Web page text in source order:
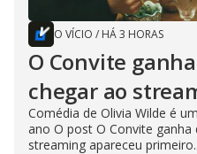
O VÍCIO / HÁ 3 HORAS
O Convite
chegar ao
Comédia de Olivia Wilde é
ano O post O Convite ganha
streaming apareceu